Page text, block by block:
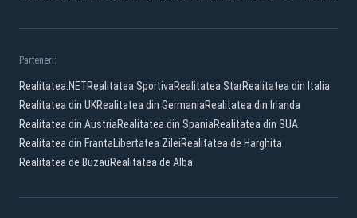
Parteneri:
Realitatea.NETRealitatea SportivaRealitatea StarRealitatea din Italia
Realitatea din UKRealitatea din GermaniaRealitatea din Irlanda
Realitatea din AustriaRealitatea din SpaniaRealitatea din SUA
Realitatea din FrantaLibertatea ZileiRealitatea de Harghita
Realitatea de BuzauRealitatea de Alba